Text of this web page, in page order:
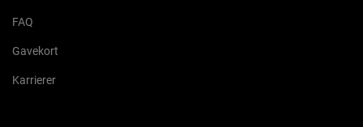
FAQ
Gavekort
Karrierer